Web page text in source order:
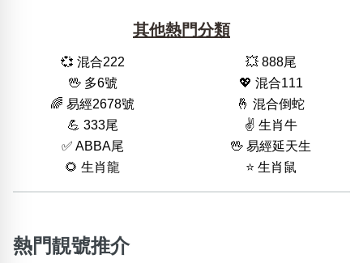
其他熱門分類
💞 混合222
💥 888尾
🖖 多6號
💖 混合111
🌈 易經2678號
🤞 混合倒蛇
💪 333尾
✌️ 生肖牛
✅ ABBA尾
🖖 易經延天生
🌻 生肖龍
⭐️ 生肖鼠
熱門靚號推介